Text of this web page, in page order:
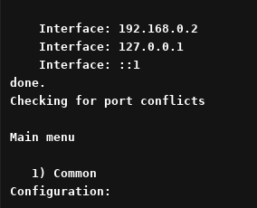
Interface: 192.168.0.2
Interface: 127.0.0.1
Interface: ::1
done.
Checking for port conflicts
Main menu
1) Common